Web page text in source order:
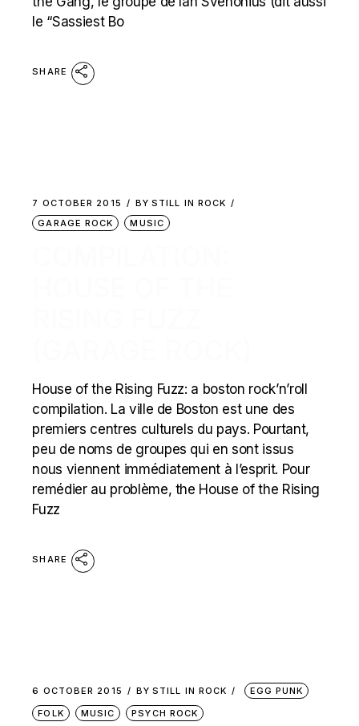
le “Sassiest Bo
SHARE
7 OCTOBER 2015 BY STILL IN ROCK
GARAGE ROCK
MUSIC
House of the Rising Fuzz: a boston rock’n’roll
compilation. La ville de Boston est une des
premiers centres culturels du pays. Pourtant,
peu de noms de groupes qui en sont issus
nous viennent immédiatement à l’esprit. Pour
remédier au problème, the House of the Rising
Fuzz
SHARE
6 OCTOBER 2015 BY STILL IN ROCK
EGG PUNK
FOLK
MUSIC PSYCH ROCK